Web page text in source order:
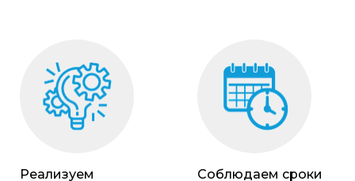
Реализуем
Соблюдаем сроки